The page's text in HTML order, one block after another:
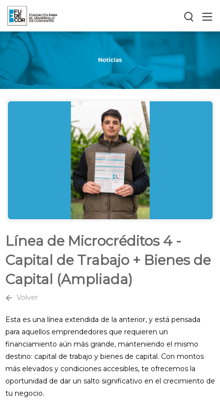
Línea de Microcréditos 4 -
Capital de Trabajo + Bienes de
Capital (Ampliada)
Volver
Esta es una línea extendida de la anterior, y está pensada
para aquellos emprendedores que requieren un
financiamiento aún más grande, manteniendo el mismo
destino: capital de trabajo y bienes de capital. Con montos
más elevados y condiciones accesibles, te ofrecemos la
oportunidad de dar un salto significativo en el crecimiento de
tu negocio.